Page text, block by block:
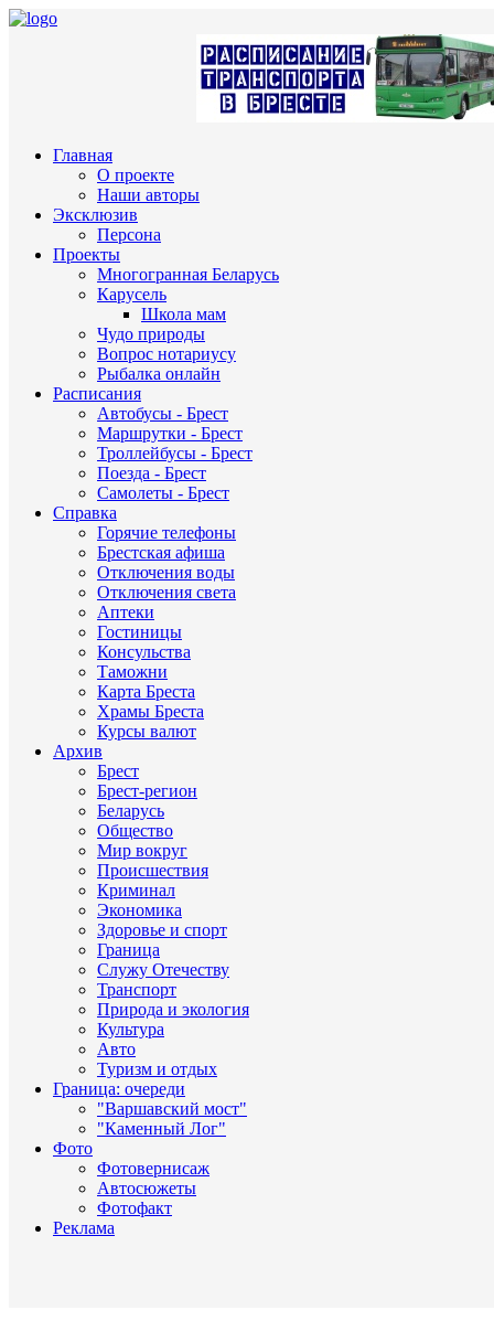
Главная
О проекте
Наши авторы
Эксклюзив
Персона
Проекты
Многогранная Беларусь
Карусель
Школа мам
Чудо природы
Вопрос нотариусу
Рыбалка онлайн
Расписания
Автобусы - Брест
Маршрутки - Брест
Троллейбусы - Брест
Поезда - Брест
Самолеты - Брест
Справка
Горячие телефоны
Брестская афиша
Отключения воды
Отключения света
Аптеки
Гостиницы
Консульства
Таможни
Карта Бреста
Храмы Бреста
Курсы валют
Архив
Брест
Брест-регион
Беларусь
Общество
Мир вокруг
Происшествия
Криминал
Экономика
Здоровье и спорт
Граница
Служу Отечеству
Транспорт
Природа и экология
Культура
Авто
Туризм и отдых
Граница: очереди
"Варшавский мост"
"Каменный Лог"
Фото
Фотовернисаж
Автосюжеты
Фотофакт
Реклама